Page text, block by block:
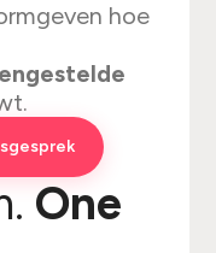
hoe
One